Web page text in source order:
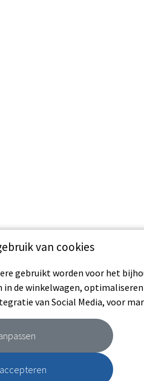
van cookies
gebruikt worden voor het
de winkelwagen,
van Social Media, voor